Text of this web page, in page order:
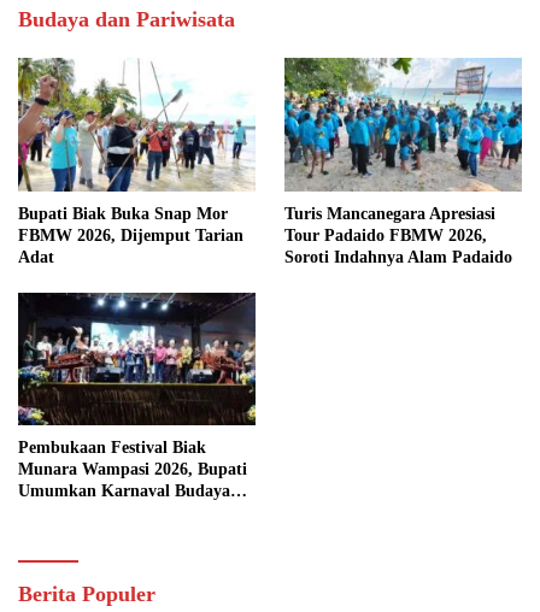
Budaya dan Pariwisata
Bupati Biak Buka Snap Mor
FBMW 2026, Dijemput Tarian
Adat
Turis Mancanegara Apresiasi
Tour Padaido FBMW 2026,
Soroti Indahnya Alam Padaido
Pembukaan Festival Biak
Munara Wampasi 2026, Bupati
Umumkan Karnaval Budaya
Berita Populer